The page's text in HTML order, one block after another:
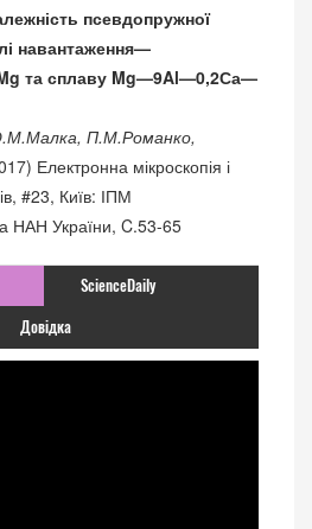
псевдопружної
навантаження—
та сплаву Mg—9Al—0,2Са—
П.М.Романко,
Електронна мікроскопія і
#23, Київ: ІПМ
НАН України, C.53-65
ScienceDaily
Довідка